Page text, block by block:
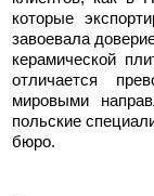
которые
завоевала
керамической
отличается
мировыми
польские
бюро.